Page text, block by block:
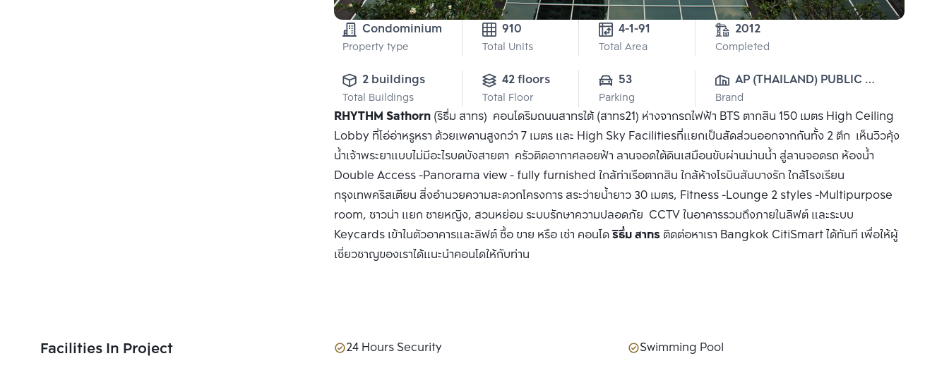
Condominium
Property type
910
Total Units
4-1-91
Total Area
2012
Completed
2 buildings
Total Buildings
42 floors
Total Floor
53
Parking
AP (THAILAND) PUBLIC
CO., LTD.
Brand
RHYTHM Sathorn(ริธึ่ม สาทร) คอนโดริมถนนสาทรใต้ (สาทร21) ห่างจากรถไฟฟ้า BTS ตากสิน 150 เมตร High Ceiling
Lobby ที่โอ่อ่าหรูหรา ด้วยเพดานสูงกว่า 7 เมตร และ High Sky Facilitiesที่แยกเป็นสัดส่วนออกจากกันทั้ง 2 ตึก เห็นวิวคุ้ง
น้ำเจ้าพระยาแบบไม่มีอะไรบดบังสายตา ครัวติดอากาศลอยฟ้า ลานจอดใต้ดินเสมือนขับผ่านม่านน้ำ สู่ลานจอดรถ ห้องน้ำ
Double Access -Panorama view - fully furnished ใกล้ท่าเรือตากสิน ใกล้ห้างโรบินสันบางรัก ใกล้โรงเรียน
กรุงเทพคริสเตียน สิ่งอำนวยความสะดวกโครงการ สระว่ายน้ำยาว 30 เมตร, Fitness -Lounge 2 styles -Multipurpose
room, ซาวน่า แยก ชายหญิง, สวนหย่อม ระบบรักษาความปลอดภัย CCTV ในอาคารรวมถึงภายในลิฟต์ และระบบ
Keycards เข้าในตัวอาคารและลิฟต์ ซื้อ ขาย หรือ เช่า คอนโดริธึ่ม สาทรติดต่อหาเรา Bangkok CitiSmart ได้ทันที เพื่อให้ผู้
เชี่ยวชาญของเราได้แนะนำคอนโดให้กับท่าน
Facilities In Project 24 Hours Security
Swimming Pool